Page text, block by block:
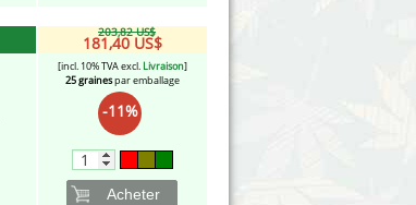
203,82 US$
181,40 US$
[incl. 10% TVA excl. Livraison]
25 grainespar emballage
-11%
Acheter